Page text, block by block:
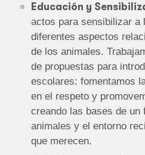
Educación y
actos para sensibilizar a
diferentes aspectos
de los animales.
de propuestas para
escolares: fomentamos
en el respeto y
creando las bases de un
animales y el entorno
que merecen.